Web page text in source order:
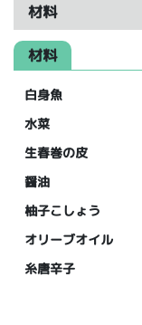
材料
材料
白身魚
水菜
生春巻の皮
醤油
柚子こしょう
オリーブオイル
糸唐辛子